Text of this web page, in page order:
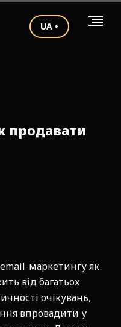
UA
продавати
маркетингу як
від багатьох
очікувань,
впровадити у